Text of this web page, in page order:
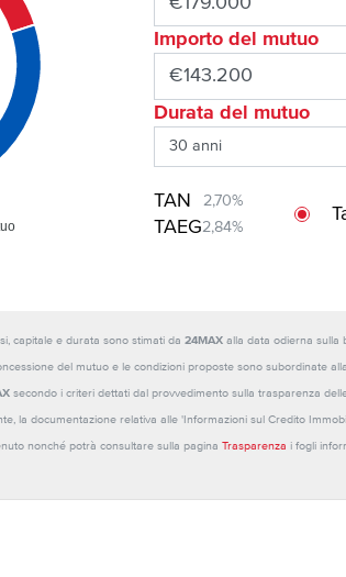
Importo del mutuo
Durata del mutuo
TAN 2,70%
TAEG2,84%
capitale e durata sono stimati da 24MAXalla data odierna sulla
del mutuo e le condizioni proposte sono subordinate
secondo i criteri dettati dal provvedimento sulla trasparenza
la documentazione relativa alle 'Informazioni sul Credito
nonché potrà consultare sulla pagina Trasparenza i fogli